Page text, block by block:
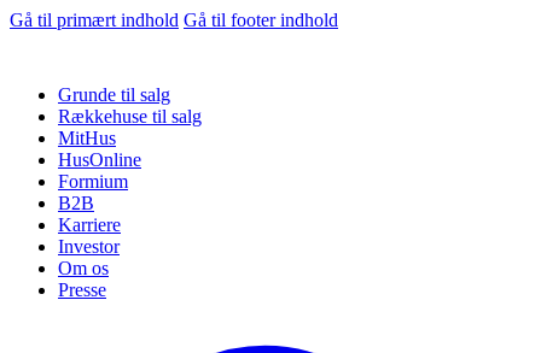
Gå til primært indhold Gå til footer indhold
Grunde til salg
Rækkehuse til salg
MitHus
HusOnline
Formium
B2B
Karriere
Investor
Om os
Presse